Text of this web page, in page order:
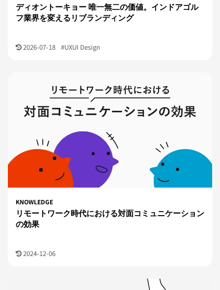
ディオントーキョー 唯一無二の価値。インドアゴル
フ業界を変えるリブランディング
2026-07-18 #UXUI Design
KNOWLEDGE
リモートワーク時代における対面コミュニケーション
の効果
2024-12-06